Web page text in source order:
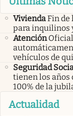
ViviendaFin de
para inquilinos
Atención
vehículos de
Seguridad
tienen los años
100% de la
Actualidad